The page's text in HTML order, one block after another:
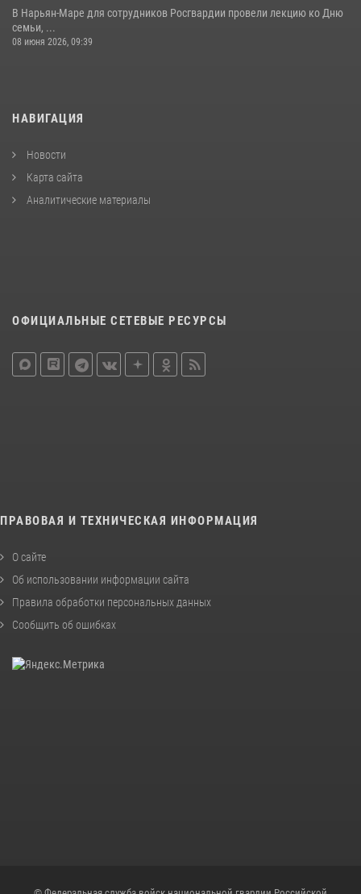
В Нарьян-Маре для сотрудников Росгвардии провели лекцию ко Дню
семьи, ...
08 июня 2026, 09:39
НАВИГАЦИЯ
Новости
Карта сайта
Аналитические материалы
ОФИЦИАЛЬНЫЕ СЕТЕВЫЕ РЕСУРСЫ
ПРАВОВАЯ И ТЕХНИЧЕСКАЯ ИНФОРМАЦИЯ
О сайте
Об использовании информации сайта
Правила обработки персональных данных
Сообщить об ошибках